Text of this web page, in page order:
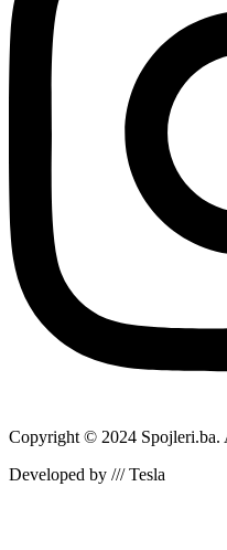
Copyright © 2024 Spojleri.ba.
Developed by /// Tesla